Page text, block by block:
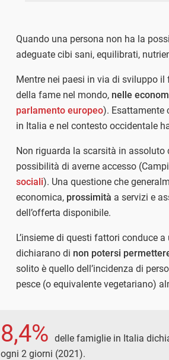
Quando una persona non ha la
adeguate cibi sani, equilibrati,
Mentre nei paesi in via di sviluppo
della fame nel mondo, nelle
parlamento europeo). Esattamente
in Italia e nel contesto occidentale
Non riguarda la scarsità in assoluto
possibilità di averne accesso
sociali). Una questione che
economica, prossimità a servizi e
dell’offerta disponibile.
L’insieme di questi fattori conduce
dichiarano di non potersi
solito è quello dell’incidenza di
pesce (o equivalente vegetariano)
8,4% delle famiglie in Italia
ogni 2 giorni (2021).